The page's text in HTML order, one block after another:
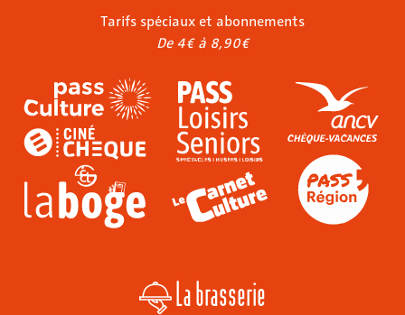
Tarifs spéciaux et abonnements
De 4€ à 8,90€
La brasserie